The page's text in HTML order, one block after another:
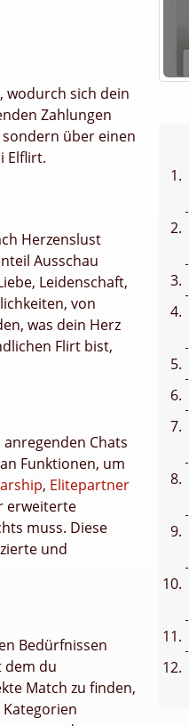
wodurch sich dein
Zahlungen
über einen
Elflirt.
Herzenslust
Ausschau
Leidenschaft,
von
was dein Herz
Flirt bist,
Chats
Funktionen, um
, Elitepartner
erweiterte
muss. Diese
und
Bedürfnissen
dem du
Match zu finden,